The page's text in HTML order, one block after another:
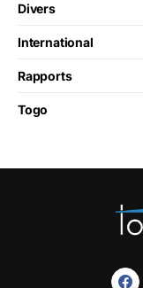
Divers
International
Rapports
Togo